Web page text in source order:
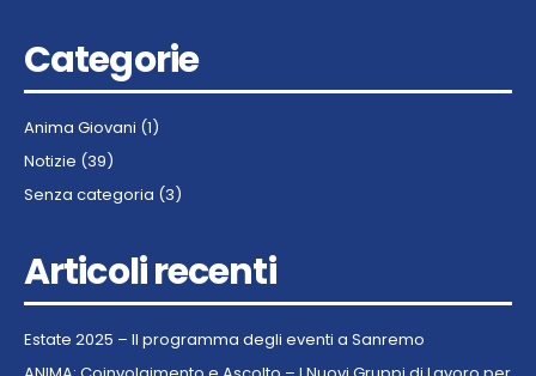
Categorie
Anima Giovani (1)
Notizie (39)
Senza categoria (3)
Articoli recenti
Estate 2025 – Il programma degli eventi a Sanremo